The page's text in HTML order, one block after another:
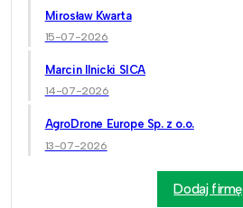
Mirosław Kwarta
15-07-2026
Marcin Ilnicki SICA
14-07-2026
AgroDrone Europe Sp. z o.o.
13-07-2026
Dodaj firmę